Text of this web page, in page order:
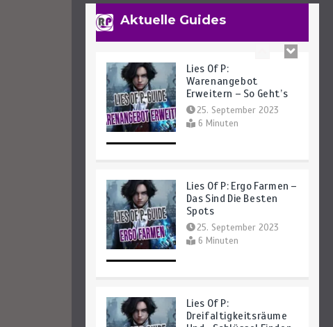
Aktuelle Guides
14 Minuten
Lies Of P:
Warenangebot
Erweitern – So Geht’s
25. September 2023
6 Minuten
Lies Of P: Ergo Farmen –
Das Sind Die Besten
Spots
25. September 2023
6 Minuten
Lies Of P:
Dreifaltigkeitsräume